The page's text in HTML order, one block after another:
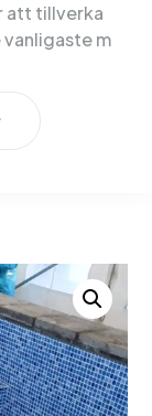
att tillverka
m